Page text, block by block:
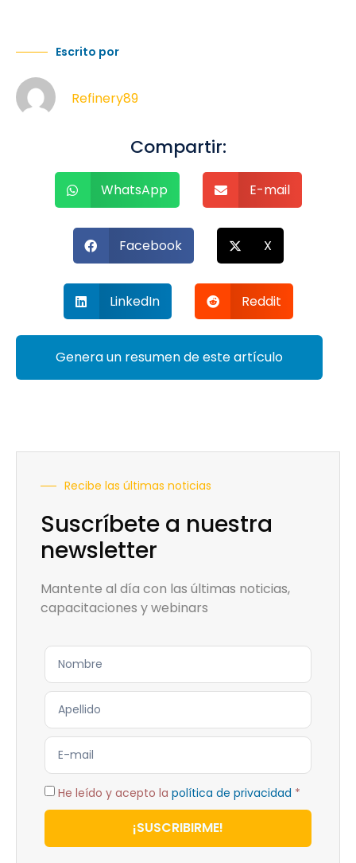
Escrito por
Refinery89
Compartir:
WhatsApp E-mail
Facebook X
LinkedIn Reddit
Genera un resumen de este artículo
Recibe las últimas noticias
Suscríbete a nuestra
newsletter
Mantente al día con las últimas noticias,
capacitaciones y webinars
He leído y acepto la política de privacidad *
¡SUSCRIBIRME!